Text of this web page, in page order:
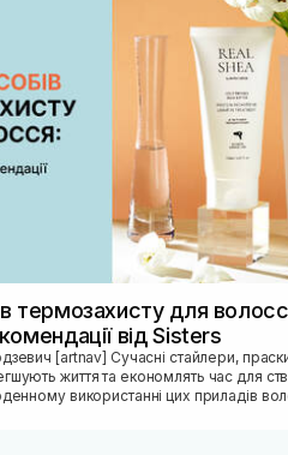
термозахисту для
від Sisters
стайлери, праски, фени та
життя та економлять час для
використанні цих приладів